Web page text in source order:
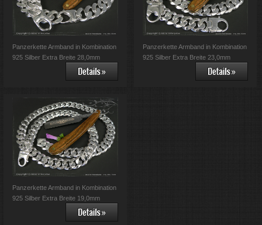
Panzerkette Armband in Kombination
925 Silber Extra Breite 28,0mm
Panzerkette Armband in Kombination
925 Silber Extra Breite 23,0mm
Panzerkette Armband in Kombination
925 Silber Extra Breite 19,0mm